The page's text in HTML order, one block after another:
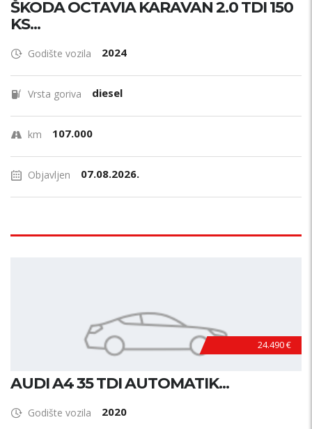
ŠKODA OCTAVIA KARAVAN 2.0 TDI 150
KS...
Godište vozila 2024
Vrsta goriva diesel
km 107.000
Objavljen 07.08.2026.
24.490 €
AUDI A4 35 TDI AUTOMATIK...
Godište vozila 2020